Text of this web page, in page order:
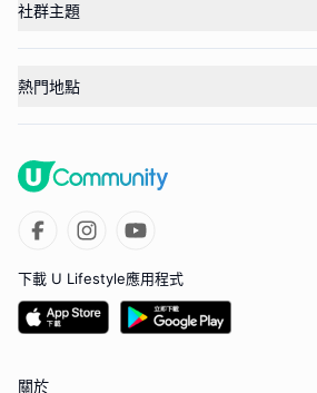
社群主題
熱門地點
下載 U Lifestyle應用程式
關於